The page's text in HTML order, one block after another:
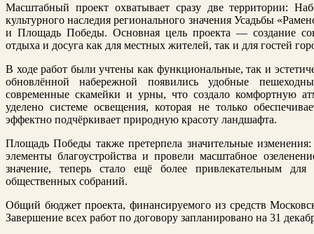
Масштабный проект охватывает сразу две территории:
культурного наследия регионального значения Усадьбы
и Площадь Победы. Основная цель проекта — создание
отдыха и досуга как для местных жителей, так и для гостей
В ходе работ были учтены как функциональные, так и
обновлённой набережной появились удобные
современные скамейки и урны, что создало комфортную
уделено системе освещения, которая не только
эффектно подчёркивает природную красоту ландшафта.
Площадь Победы также претерпела значительные
элементы благоустройства и провели масштабное
значение, теперь стало ещё более привлекательным
общественных собраний.
Общий бюджет проекта, финансируемого из средств
Завершение всех работ по договору запланировано на 31